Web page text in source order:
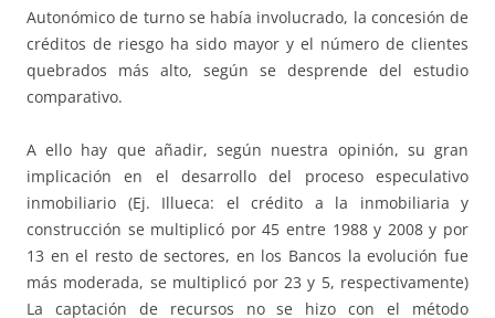
Autonómico de turno se había involucrado, la concesión de
créditos de riesgo ha sido mayor y el número de clientes
quebrados más alto, según se desprende del estudio
comparativo.
A ello hay que añadir, según nuestra opinión, su gran
implicación en el desarrollo del proceso especulativo
inmobiliario (Ej. Illueca: el crédito a la inmobiliaria y
construcción se multiplicó por 45 entre 1988 y 2008 y por
13 en el resto de sectores, en los Bancos la evolución fue
más moderada, se multiplicó por 23 y 5, respectivamente)
La captación de recursos no se hizo con el método